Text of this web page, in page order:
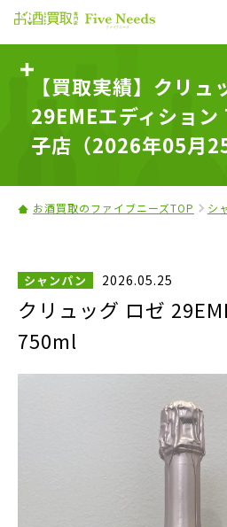
【買取実績】クリュ
29EMEエディショ
子店（2026年05月25
お酒買取のファイブニーズTOP シ
シャンパン 2026.05.25
クリュッグ ロゼ
750ml